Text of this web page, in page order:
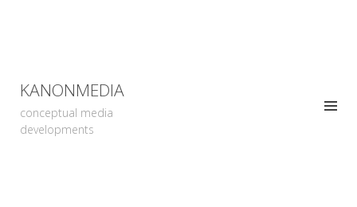
KANONMEDIA
conceptual media
developments